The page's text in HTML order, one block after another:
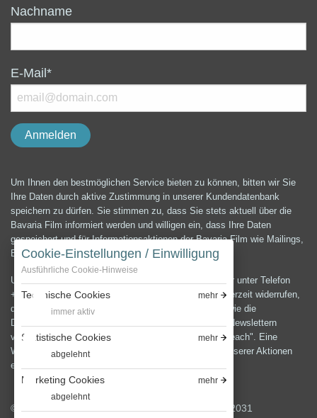
Cookie-Einstellungen / Einwilligung
Ausführliche Cookie-Hinweise
Technische Cookies
mehr
immer aktiv
Statistische Cookies
mehr
abgelehnt
Marketing Cookies
mehr
abgelehnt
Nachname
E-Mail*
Um Ihnen den bestmöglichen Service bieten zu können, bitten wir Sie
Ihre Daten durch aktive Zustimmung in unserer Kundendatenbank
speichern zu dürfen. Sie stimmen zu, dass Sie stets aktuell über die
Bavaria Film informiert werden und willigen ein, dass Ihre Daten
gespeichert und für Informationsaktionen der Bavaria Film wie Mailings,
E-Mails, Newsletter etc. verwendet werden können.
Unter der E-Mail-Adresse presse@bavaria-film.de oder unter Telefon
+49 (0) 89 64 99 3900 können Sie die Einwilligung jederzeit widerrufen,
die Änderung und Löschung Ihrer Daten verlangen sowie die
Datenschutzerklärung anfordern.Zum Versenden von Newslettern
verwenden wir die E-Mail-Marketing Software "Cleverreach". Eine
Weitergabe oder Verwendung Ihrer Daten außerhalb unserer Aktionen
erfolgt nicht.
© 2026 Bavaria Film GmbH, Bavariafilmplatz 7, 82031